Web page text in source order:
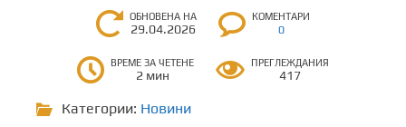
ОБНОВЕНА НА
29.04.2026
КОМЕНТАРИ
0
ВРЕМЕ ЗА ЧЕТЕНЕ
2 мин
ПРЕГЛЕЖДАНИЯ
417
Категории: Новини